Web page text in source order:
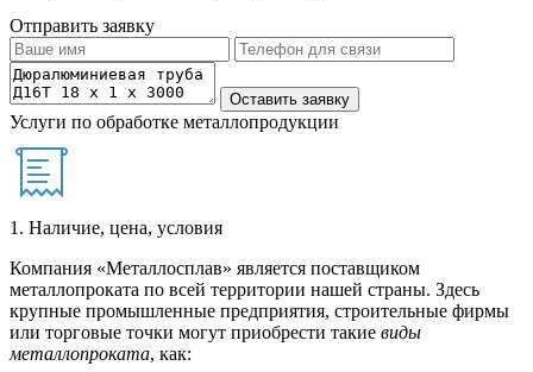
Отправить заявку
Услуги по обработке металлопродукции
1. Наличие, цена, условия
Компания «Металлосплав» является поставщиком
металлопроката по всей территории нашей страны. Здесь
крупные промышленные предприятия, строительные фирмы
или торговые точки могут приобрести такие виды
металлопроката, как: